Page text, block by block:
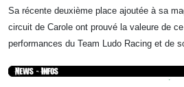
Sa récente deuxième place ajoutée à sa
circuit de Carole ont prouvé la valeure de
performances du Team Ludo Racing et de